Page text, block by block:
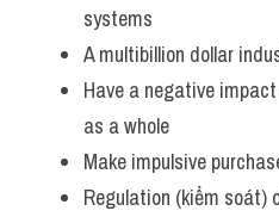
systems
A multibillion dollar
Have a negative
as a whole
Make impulsive
Regulation (kiểm soát)